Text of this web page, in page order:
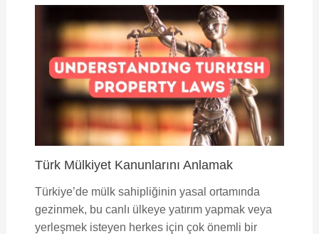
Türk Mülkiyet Kanunlarını Anlamak
Türkiye’de mülk sahipliğinin yasal ortamında
gezinmek, bu canlı ülkeye yatırım yapmak veya
yerleşmek isteyen herkes için çok önemli bir